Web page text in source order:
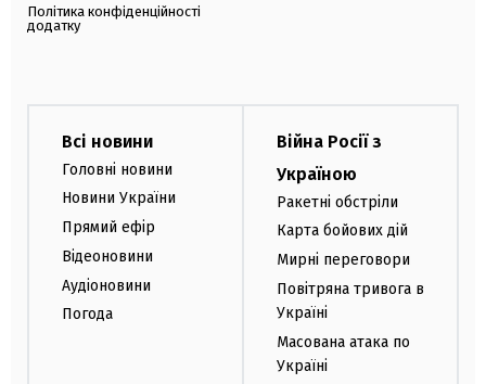
Політика конфіденційності
додатку
Всі новини
Головні новини
Новини України
Прямий ефір
Відеоновини
Аудіоновини
Погода
Війна Росії з
Україною
Ракетні обстріли
Карта бойових дій
Мирні переговори
Повітряна тривога в
Україні
Масована атака по
Україні